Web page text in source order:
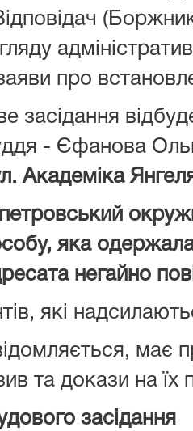
про
- Єфанова
Академіка
яка
негайно
які
має
та докази на їх